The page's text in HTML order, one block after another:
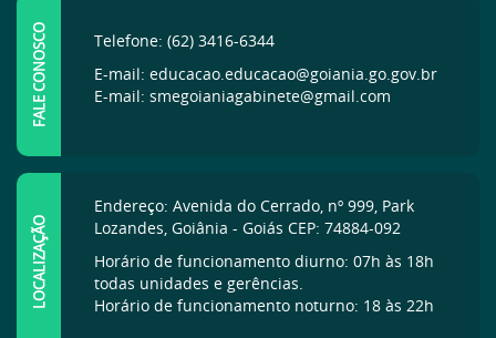
FALE CONOSCO
Telefone: (62) 3416-6344
E-mail: educacao.educacao@goiania.go.gov.br
E-mail: smegoianiagabinete@gmail.com
LOCALIZAÇÃO
Endereço: Avenida do Cerrado, nº 999, Park
Lozandes, Goiânia - Goiás CEP: 74884-092
Horário de funcionamento diurno: 07h às 18h
todas unidades e gerências.
Horário de funcionamento noturno: 18 às 22h